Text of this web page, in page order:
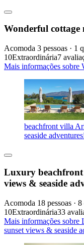
Wonderful cottage
Acomoda 3 pessoas · 1
10Extraordinária7
Mais informações sobre
beachfront villa
seaside
Luxury beachfront
views & seaside
Acomoda 18 pessoas ·
10Extraordinária33
Mais informações
sunset views & seaside